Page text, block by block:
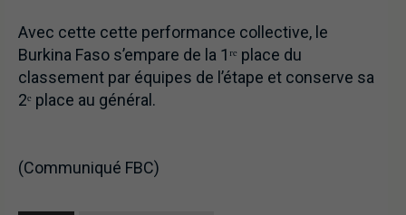
Avec cette cette performance collective, le
Burkina Faso s’empare de la 1ʳᵉ place du
classement par équipes de l’étape et conserve sa
2ᵉ place au général.
(Communiqué FBC)